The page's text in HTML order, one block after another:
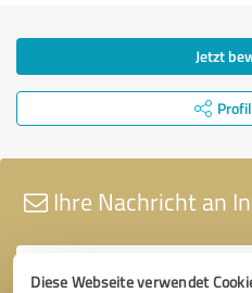
Diese Webseite verwendet
Jetzt
Ihre Nachricht an